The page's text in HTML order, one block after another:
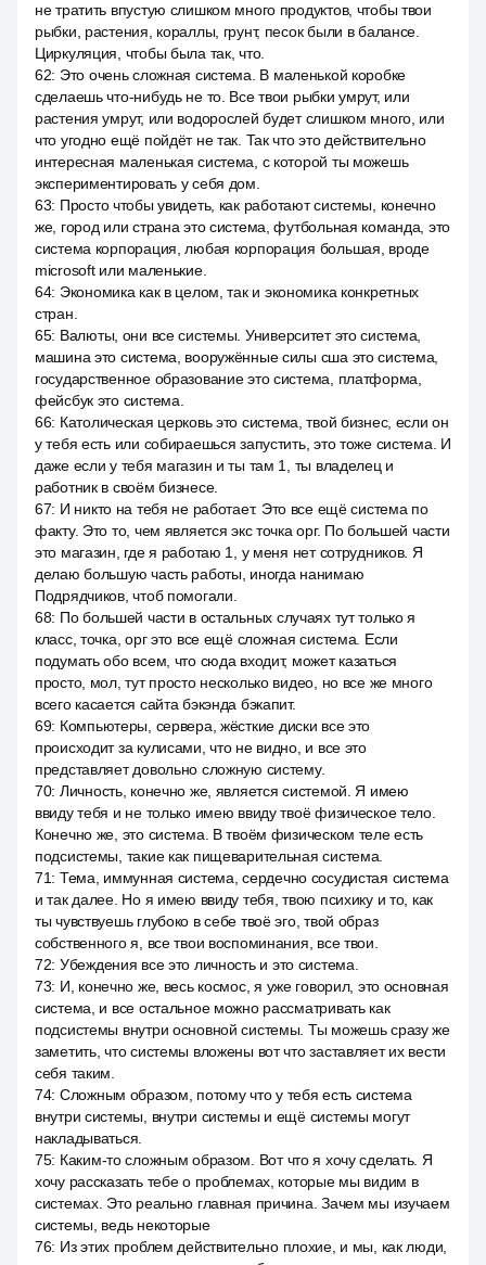
не тратить впустую слишком много продуктов, чтобы твои
рыбки, растения, кораллы, грунт, песок были в балансе.
Циркуляция, чтобы была так, что.
62: Это очень сложная система. В маленькой коробке
сделаешь что-нибудь не то. Все твои рыбки умрут, или
растения умрут, или водорослей будет слишком много, или
что угодно ещё пойдёт не так. Так что это действительно
интересная маленькая система, с которой ты можешь
экспериментировать у себя дом.
63: Просто чтобы увидеть, как работают системы, конечно
же, город или страна это система, футбольная команда, это
система корпорация, любая корпорация большая, вроде
microsoft или маленькие.
64: Экономика как в целом, так и экономика конкретных
стран.
65: Валюты, они все системы. Университет это система,
машина это система, вооружённые силы сша это система,
государственное образование это система, платформа,
фейсбук это система.
66: Католическая церковь это система, твой бизнес, если он
у тебя есть или собираешься запустить, это тоже система. И
даже если у тебя магазин и ты там 1, ты владелец и
работник в своём бизнесе.
67: И никто на тебя не работает. Это все ещё система по
факту. Это то, чем является экс точка орг. По большей части
это магазин, где я работаю 1, у меня нет сотрудников. Я
делаю большую часть работы, иногда нанимаю
Подрядчиков, чтоб помогали.
68: По большей части в остальных случаях тут только я
класс, точка, орг это все ещё сложная система. Если
подумать обо всем, что сюда входит, может казаться
просто, мол, тут просто несколько видео, но все же много
всего касается сайта бэкэнда бэкапит.
69: Компьютеры, сервера, жёсткие диски все это
происходит за кулисами, что не видно, и все это
представляет довольно сложную систему.
70: Личность, конечно же, является системой. Я имею
ввиду тебя и не только имею ввиду твоё физическое тело.
Конечно же, это система. В твоём физическом теле есть
подсистемы, такие как пищеварительная система.
71: Тема, иммунная система, сердечно сосудистая система
и так далее. Но я имею ввиду тебя, твою психику и то, как
ты чувствуешь глубоко в себе твоё эго, твой образ
собственного я, все твои воспоминания, все твои.
72: Убеждения все это личность и это система.
73: И, конечно же, весь космос, я уже говорил, это основная
система, и все остальное можно рассматривать как
подсистемы внутри основной системы. Ты можешь сразу же
заметить, что системы вложены вот что заставляет их вести
себя таким.
74: Сложным образом, потому что у тебя есть система
внутри системы, внутри системы и ещё системы могут
накладываться.
75: Каким-то сложным образом. Вот что я хочу сделать. Я
хочу рассказать тебе о проблемах, которые мы видим в
системах. Это реально главная причина. Зачем мы изучаем
системы, ведь некоторые
76: Из этих проблем действительно плохие, и мы, как люди,